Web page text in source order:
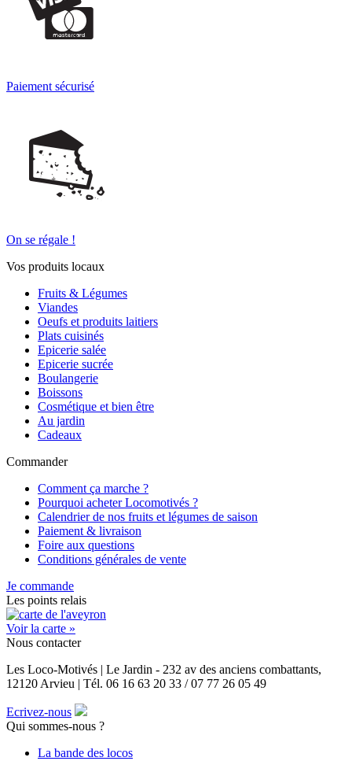
Paiement sécurisé
On se régale !
Vos produits locaux
Fruits & Légumes
Viandes
Oeufs et produits laitiers
Plats cuisinés
Epicerie salée
Epicerie sucrée
Boulangerie
Boissons
Cosmétique et bien être
Au jardin
Cadeaux
Commander
Comment ça marche ?
Pourquoi acheter Locomotivés ?
Calendrier de nos fruits et légumes de saison
Paiement & livraison
Foire aux questions
Conditions générales de vente
Je commande
Les points relais
Voir la carte »
Nous contacter
Les Loco-Motivés | Le Jardin - 232 av des anciens combattants,
12120 Arvieu | Tél. 06 16 63 20 33 / 07 77 26 05 49
Ecrivez-nous
Qui sommes-nous ?
La bande des locos